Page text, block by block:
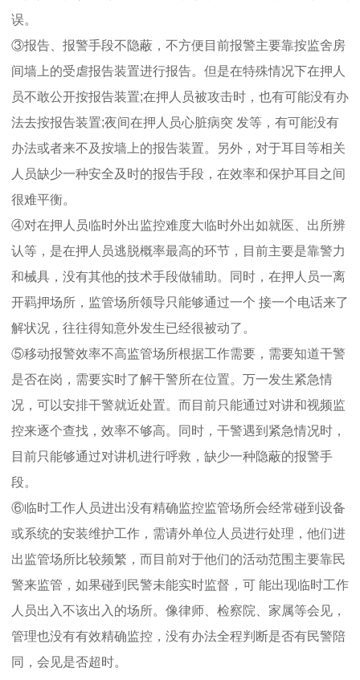
误。
③报告、报警手段不隐蔽，不方便目前报警主要靠按监舍房
间墙上的受虐报告装置进行报告。但是在特殊情况下在押人
员不敢公开按报告装置;在押人员被攻击时，也有可能没有办
法去按报告装置;夜间在押人员心脏病突 发等，有可能没有
办法或者来不及按墙上的报告装置。另外，对于耳目等相关
人员缺少一种安全及时的报告手段，在效率和保护耳目之间
很难平衡。
④对在押人员临时外出监控难度大临时外出如就医、出所辨
认等，是在押人员逃脱概率最高的环节，目前主要是靠警力
和械具，没有其他的技术手段做辅助。同时，在押人员一离
开羁押场所，监管场所领导只能够通过一个 接一个电话来了
解状况，往往得知意外发生已经很被动了。
⑤移动报警效率不高监管场所根据工作需要，需要知道干警
是否在岗，需要实时了解干警所在位置。万一发生紧急情
况，可以安排干警就近处置。而目前只能通过对讲和视频监
控来逐个查找，效率不够高。同时，干警遇到紧急情况时，
目前只能够通过对讲机进行呼救，缺少一种隐蔽的报警手
段。
⑥临时工作人员进出没有精确监控监管场所会经常碰到设备
或系统的安装维护工作，需请外单位人员进行处理，他们进
出监管场所比较频繁，而目前对于他们的活动范围主要靠民
警来监管，如果碰到民警未能实时监督，可 能出现临时工作
人员出入不该出入的场所。像律师、检察院、家属等会见，
管理也没有有效精确监控，没有办法全程判断是否有民警陪
同，会见是否超时。